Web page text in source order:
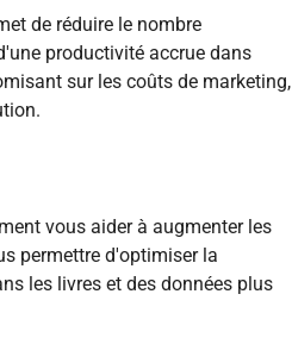
de réduire le nombre
productivité accrue dans
sur les coûts de marketing,
vous aider à augmenter les
permettre d'optimiser la
les livres et des données plus